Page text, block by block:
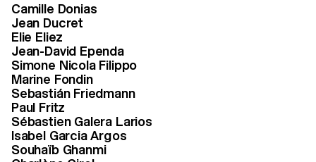
Jury Bachelor Design Graphique – Gregor Huber,
Sandra Kassenaar, Marc Kremers
3/6
Professional but never indifferent.
Camille Donias
Jean Ducret
Elie Eliez
Jean-David Ependa
Simone Nicola Filippo
Marine Fondin
Sebastián Friedmann
Paul Fritz
Sébastien Galera Larios
Isabel Garcia Argos
Souhaïb Ghanmi